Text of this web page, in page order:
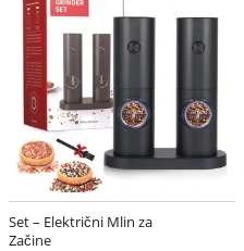
Set – Električni Mlin za
Začine